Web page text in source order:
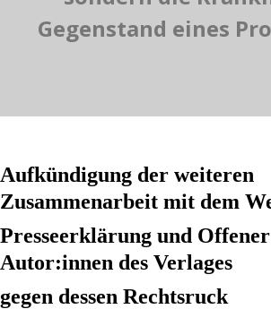
Gegenstand eines
Aufkündigung der weiteren
Zusammenarbeit mit dem
Presseerklärung und
Autor:innen des Verlages
gegen dessen Rechtsruck